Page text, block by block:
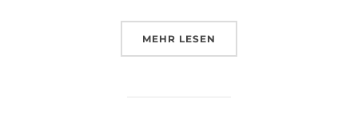
MEHR ÜBER „SCHÜLERPRAKTIKUM
LESEN